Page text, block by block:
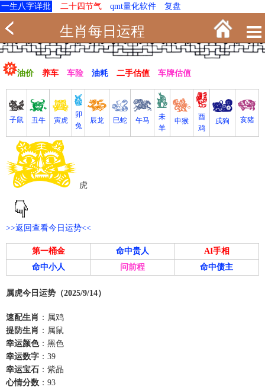
一生八字详批 二十四节气 qmt量化软件 复盘
生肖每日运程
油价 养车 车险 油耗 二手估值 车牌估值
子鼠 丑牛 寅虎
卯
兔
辰龙 巳蛇 午马
未
羊
申猴
酉
鸡
戌狗 亥猪
虎
>>返回查看今日运势<<
第一桶金 命中贵人
AI手相
命中小人
问前程 命中债主
属虎今日运势（2025/9/14）
速配生肖 ：属鸡
提防生肖 ：属鼠
幸运颜色：黑色
幸运数字 ：39
幸运宝石 ：紫晶
心情分数 ：93